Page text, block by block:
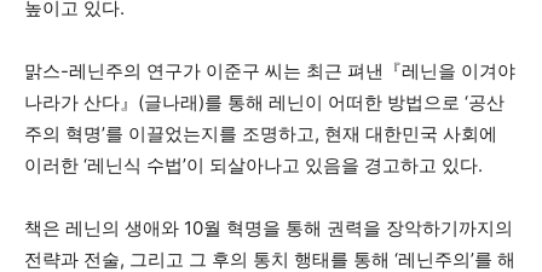
높이고 있다.
맑스-레닌주의 연구가 이준구 씨는 최근 펴낸『레닌을 이겨야
나라가 산다』(글나래)를 통해 레닌이 어떠한 방법으로 ‘공산
주의 혁명’를 이끌었는지를 조명하고, 현재 대한민국 사회에
이러한 ‘레닌식 수법’이 되살아나고 있음을 경고하고 있다.
책은 레닌의 생애와 10월 혁명을 통해 권력을 장악하기까지의
전략과 전술, 그리고 그 후의 통치 행태를 통해 ‘레닌주의’를 해